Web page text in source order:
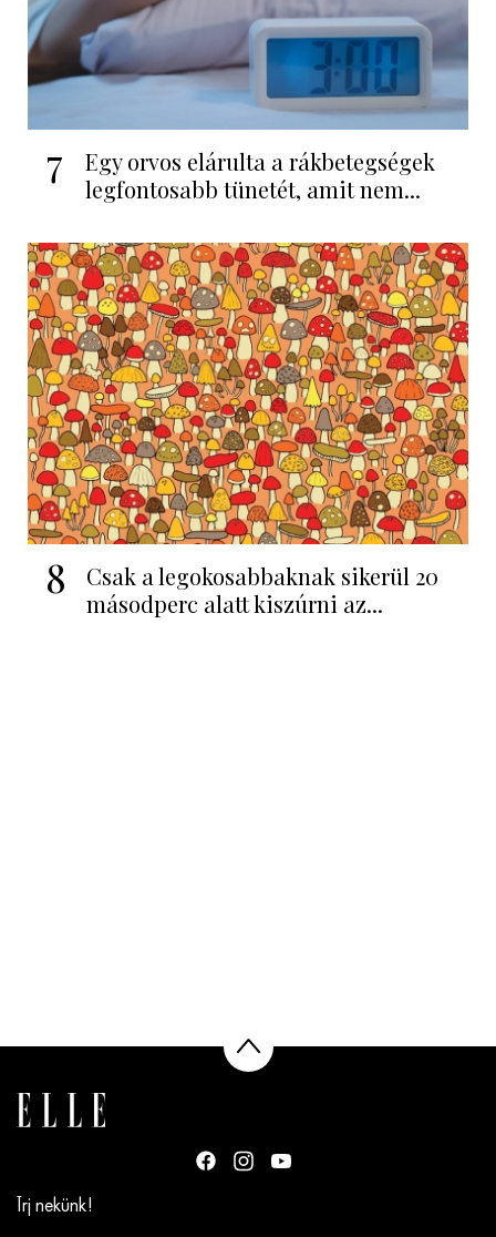
7
Egy orvos elárulta a rákbetegségek
legfontosabb tünetét, amit nem...
8
Csak a legokosabbaknak sikerül 20
másodperc alatt kiszúrni az...
Írj nekünk!